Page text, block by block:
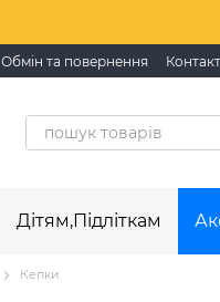
Обмін та повернення
Дітям,Підліткам
Кепки